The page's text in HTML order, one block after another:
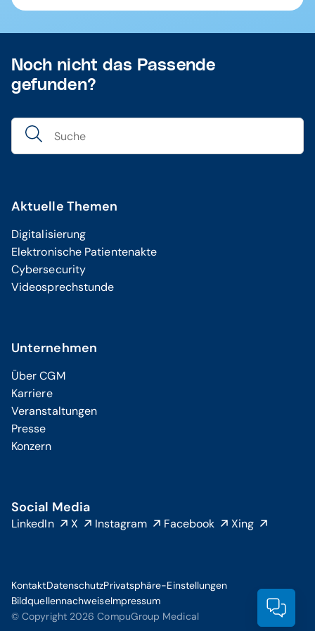
kann die Batterie auch nicht ausgetauscht
Geräte sinnvoll.
(DVO) unter der Telefonnummer +49 (0) 261 -
Connectivity Webshopneue Geräte bestellen.
Noch nicht das Passende
gefunden?
Aktuelle Themen
Digitalisierung
Elektronische Patientenakte
Cybersecurity
Videosprechstunde
Unternehmen
Über CGM
Karriere
Veranstaltungen
Presse
Konzern
Social Media
LinkedIn X Instagram Facebook Xing
© Copyright 2026 CompuGroup Medical
KontaktDatenschutzPrivatsphäre-Einstellungen
BildquellennachweiseImpressum